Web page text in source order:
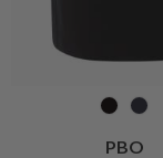
PBO